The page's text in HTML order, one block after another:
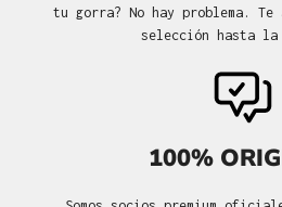
tu gorra? No hay problema. Te
selección hasta la
100%